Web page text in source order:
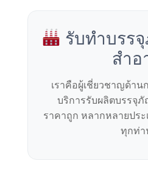
รับทำบรร
สำอ
เราคือผู้เชี่ยวชาญด้าน
บริการรับผลิตบรรจุ
ราคาถูก หลากหลายปร
ทุกท่